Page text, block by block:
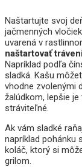
Naštartujte svoj
jačmenných
uvarená v
naštartovať
Napríklad podľa
sladká. Kašu
vhodne zvolenými
žalúdkom, lepšie
stráviteľné.
Ak vám sladké
napríklad pohánku
koláč, ktorý si
grilom.